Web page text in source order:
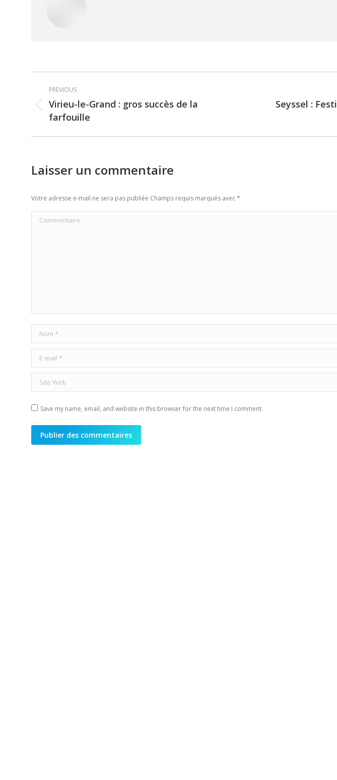
Post
navigation
PREVIOUS
Previous
post:
Virieu-le-Grand : gros succès de la
farfouille
Seyssel :
Laisser un commentaire
Votre adresse e-mail ne sera pas publiée Champs requis marqués avec*
Commentaire
Nom *
E-mail *
Site Web
Save my name, email, and website in this browser for the next time I comment.
Publier des commentaires